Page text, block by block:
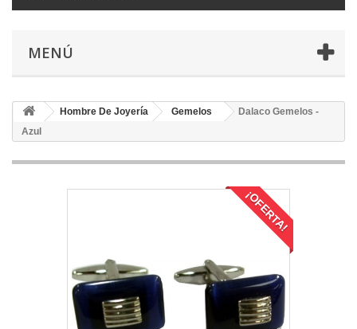
MENÚ
Hombre De Joyería Gemelos
Dalaco Gemelos -
Azul
¡OFERTA!